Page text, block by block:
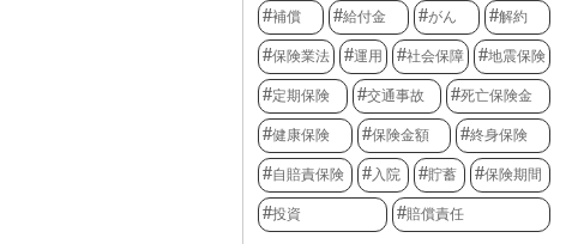
補償 給付金 がん 解約
保険業法 運用 社会保障 地震保険
定期保険 交通事故 死亡保険金
健康保険 保険金額 終身保険
自賠責保険 入院 貯蓄 保険期間
投資 賠償責任